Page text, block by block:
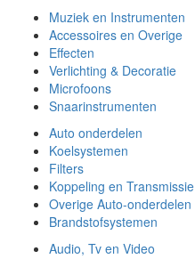
Muziek en Instrumenten
Accessoires en Overige
Effecten
Verlichting & Decoratie
Microfoons
Snaarinstrumenten
Auto onderdelen
Koelsystemen
Filters
Koppeling en Transmissie
Overige Auto-onderdelen
Brandstofsystemen
Audio, Tv en Video